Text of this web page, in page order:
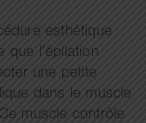
esthétique
que l’épilation
une petite
dans le muscle
muscle contrôle